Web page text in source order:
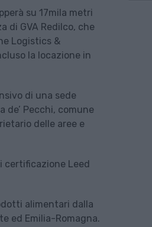
su 17mila metri
di GVA Redilco, che
Logistics &
la locazione in
di una sede
Pecchi, comune
delle aree e
certificazione Leed
alimentari dalla
ed Emilia-Romagna.